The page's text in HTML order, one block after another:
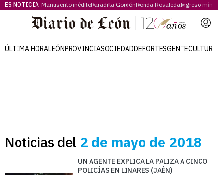
ES NOTICIA Manuscrito inéditoParadilla GordónRonda RosaledaIngreso
Menú
ÚLTIMA HORALEÓNPROVINCIASOCIEDADDEPORTESGENTECULTURA
Noticias del 2 de mayo de 2018
UN AGENTE EXPLICA LA PALIZA A CINCO
POLICÍAS EN LINARES (JAÉN)